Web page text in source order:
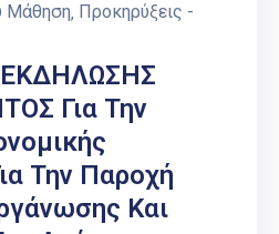
Μάθηση‚ Προκηρύξεις -
Για Την
Την Παροχή
Και